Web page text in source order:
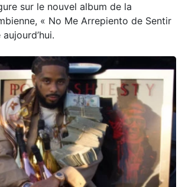
sur le nouvel album de la
« No Me Arrepiento de Sentir